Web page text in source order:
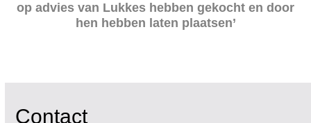
op advies van Lukkes hebben gekocht en door
hen hebben laten plaatsen’
Contact